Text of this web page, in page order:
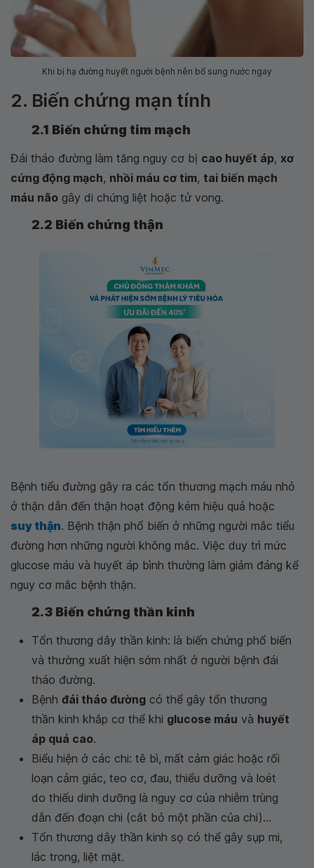
Khi bị hạ đường huyết người bệnh nên bổ sung nước ngay
2. Biến chứng mạn tính
2.1 Biến chứng tim mạch
Đái tháo đường làm tăng nguy cơ bị cao huyết áp, xơ
cứng động mạch, nhồi máu cơ tim, tai biến mạch
máu não gây di chứng liệt hoặc tử vong.
2.2 Biến chứng thận
Bệnh tiểu đường gây ra các tổn thương mạch máu nhỏ
ở thận dẫn đến thận hoạt động kém hiệu quả hoặc
suy thận. Bệnh thận phổ biến ở những người mắc tiểu
đường hơn những người không mắc. Việc duy trì mức
glucose máu và huyết áp bình thường làm giảm đáng kể
nguy cơ mắc bệnh thận.
2.3 Biến chứng thần kinh
Tổn thương dây thần kinh: là biến chứng phổ biến
và thường xuất hiện sớm nhất ở người bệnh đái
tháo đường.
Bệnh đái tháo đường có thể gây tổn thương
thần kinh khắp cơ thể khi glucose máu và huyết
áp quá cao.
Biểu hiện ở các chi: tê bì, mất cảm giác hoặc rối
loạn cảm giác, teo cơ, đau, thiểu dưỡng và loét
do thiếu dinh dưỡng là nguy cơ của nhiễm trùng
dẫn đến đoạn chi (cắt bỏ một phần của chi)...
Tổn thương dây thần kinh sọ có thể gây sụp mi,
lác trong, liệt mặt.